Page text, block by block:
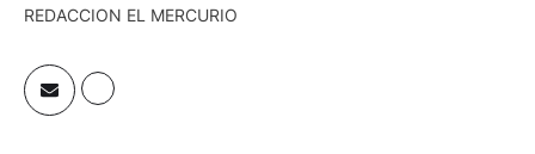
REDACCION EL MERCURIO